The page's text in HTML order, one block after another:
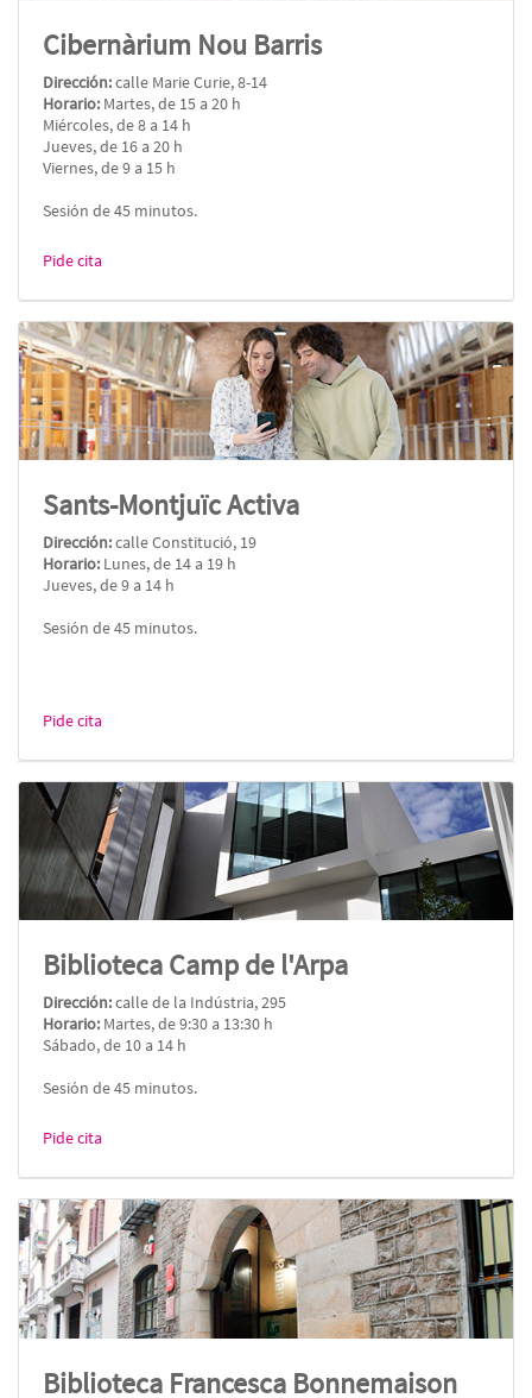
Cibernàrium Nou Barris
Dirección:calle Marie Curie, 8-14
Horario: Martes, de 15 a 20 h
Miércoles, de 8 a 14 h
Jueves, de 16 a 20 h
Viernes, de 9 a 15 h
Sesión de 45 minutos.
Pide cita
Sants-Montjuïc Activa
Dirección:calle Constitució, 19
Horario: Lunes, de 14 a 19 h
Jueves, de 9 a 14 h
Sesión de 45 minutos.
Pide cita
Biblioteca Camp de l'Arpa
Dirección:calle de la Indústria, 295
Horario: Martes, de 9:30 a 13:30 h
Sábado, de 10 a 14 h
Sesión de 45 minutos.
Pide cita
Biblioteca Francesca Bonnemaison